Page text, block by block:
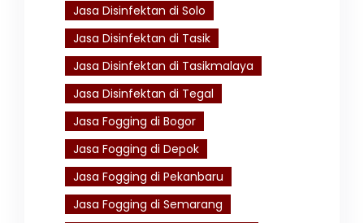
Jasa Disinfektan di Solo
Jasa Disinfektan di Tasik
Jasa Disinfektan di Tasikmalaya
Jasa Disinfektan di Tegal
Jasa Fogging di Bogor
Jasa Fogging di Depok
Jasa Fogging di Pekanbaru
Jasa Fogging di Semarang